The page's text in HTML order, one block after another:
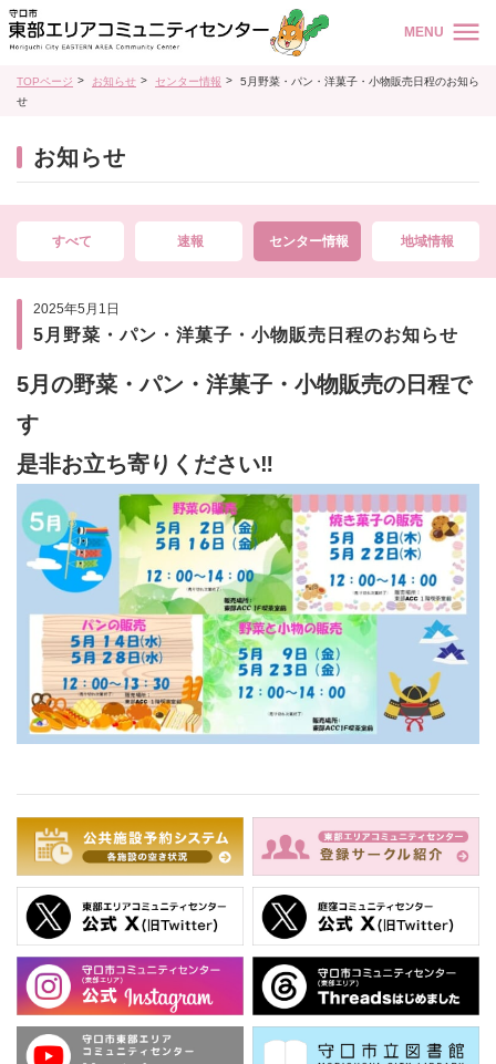
MENU
TOPページ お知らせ センター情報
5月野菜・パン・洋菓子・小物販売日程のお知ら
せ
お知らせ
すべて 速報 センター情報 地域情報
2025年5月1日
5月野菜・パン・洋菓子・小物販売日程のお知らせ
5月の野菜・パン・洋菓子・小物販売の日程で
す
是非お立ち寄りください‼